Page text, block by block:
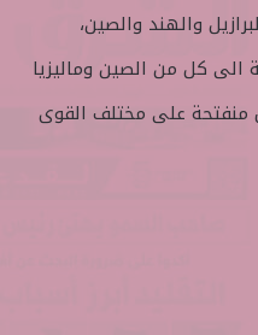
والهند والصين،
الى كل من الصين وماليزيا
منفتحة على مختلف القوى